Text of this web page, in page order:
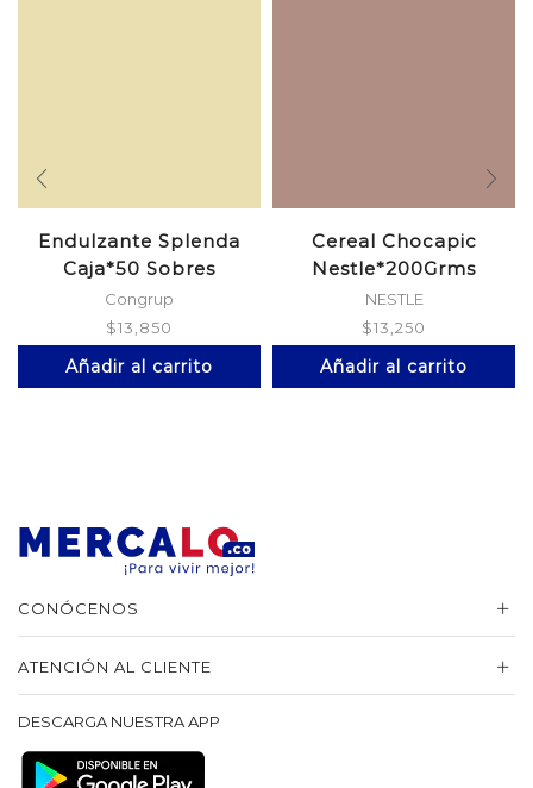
Endulzante Splenda
Caja*50 Sobres
Congrup
$13,850
Añadir al carrito
Cereal Chocapic
Nestle*200Grms
NESTLE
$13,250
Añadir al carrito
CONÓCENOS
ATENCIÓN AL CLIENTE
DESCARGA NUESTRA APP